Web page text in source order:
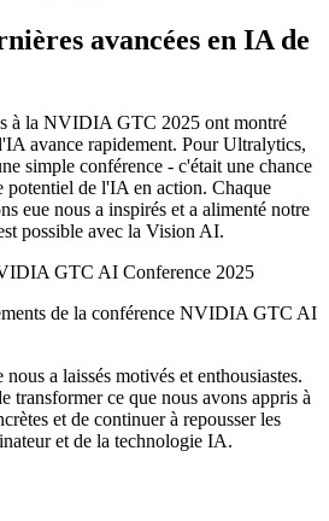
avancées en IA de
à la NVIDIA GTC 2025 ont montré
avance rapidement. Pour Ultralytics,
simple conférence - c'était une chance
potentiel de l'IA en action. Chaque
eue nous a inspirés et a alimenté notre
possible avec la Vision AI.
de la conférence NVIDIA GTC AI
a laissés motivés et enthousiastes.
transformer ce que nous avons appris à
et de continuer à repousser les
et de la technologie IA.